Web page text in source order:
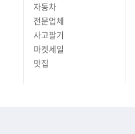
자동차
전문업체
사고팔기
마켓세일
맛집